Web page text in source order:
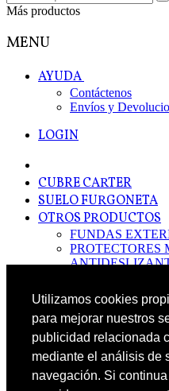
Utilizamos cookies
para mejorar nuestros
publicidad relacionada
mediante el análisis de
navegación. Si
Más productos
MENU
AYUDA
Contáctenos
Envíos y
LOGIN
CUBRE CARTER
SUELO FURGONETA
OTROS PRODUCTOS
FUNDAS
PROTECTORES
PREMIUM
PROTECTORES
PROTECTORES
BASIC
ALFOMBRILLAS
PASOS RUEDA